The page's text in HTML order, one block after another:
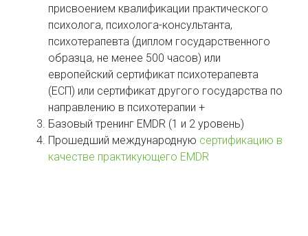
присвоением квалификации практического
психолога, психолога-консультанта,
психотерапевта (диплом государственного
образца, не менее 500 часов) или
европейский сертификат психотерапевта
(ЕСП) или сертификат другого государства по
направлению в психотерапии +
Базовый тренинг EMDR (1 и 2 уровень)
Прошедший международную сертификацию в
качестве практикующего EMDR